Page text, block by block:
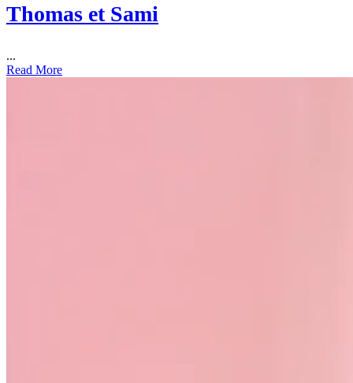
Thomas et Sami
...
Read More